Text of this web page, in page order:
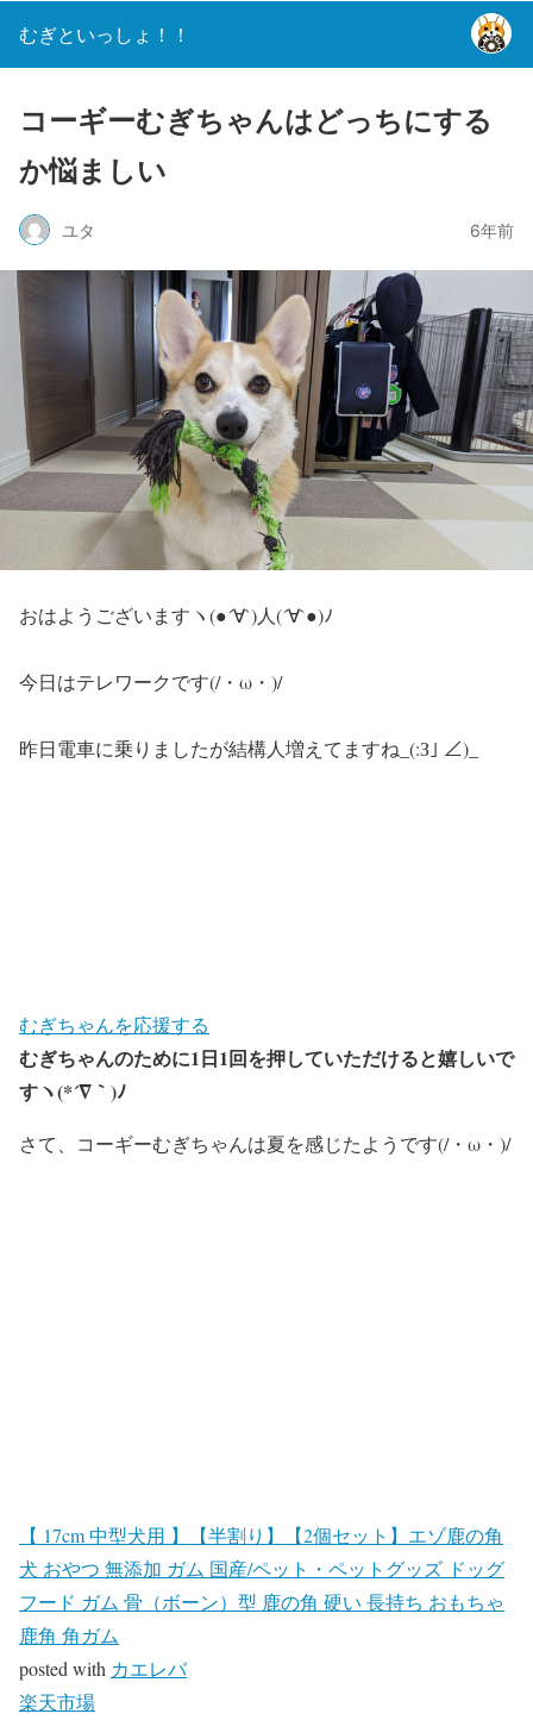
むぎといっしょ！！
コーギーむぎちゃんはどっちにする
か悩ましい
ユタ 6年前
おはようございますヽ(●´∀`)人(´∀`●)ﾉ
今日はテレワークです(/・ω・)/
昨日電車に乗りましたが結構人増えてますね_(:З｣ ∠)_
むぎちゃんを応援する
むぎちゃんのために1日1回を押していただけると嬉しいで
すヽ(*´∇｀)ﾉ
さて、コーギーむぎちゃんは夏を感じたようです(/・ω・)/
【 17cm 中型犬用 】【半割り】【2個セット】エゾ鹿の角
犬 おやつ 無添加 ガム 国産/ペット・ペットグッズ ドッグ
フード ガム 骨（ボーン）型 鹿の角 硬い 長持ち おもちゃ
鹿角 角ガム
posted with カエレバ
楽天市場